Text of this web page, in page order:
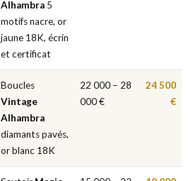
Alhambra 5
motifs nacre, or
jaune 18K, écrin
et certificat
Boucles
Vintage
Alhambra
diamants pavés,
or blanc 18K
22 000 – 28
000 €
24 500
€